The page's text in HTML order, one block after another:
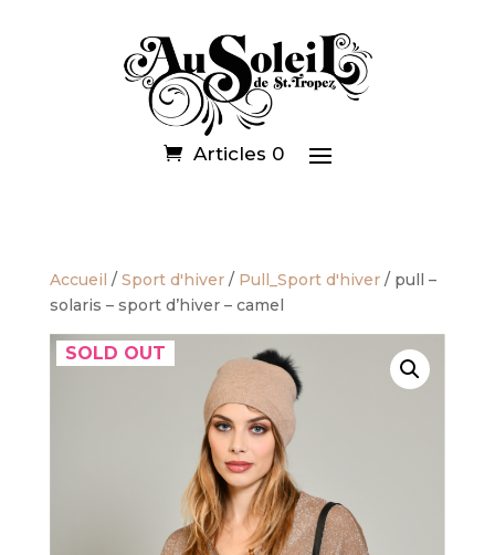
Articles 0
Accueil / Sport d'hiver/ Pull_Sport d'hiver/ pull –
solaris – sport d’hiver – camel
SOLD OUT